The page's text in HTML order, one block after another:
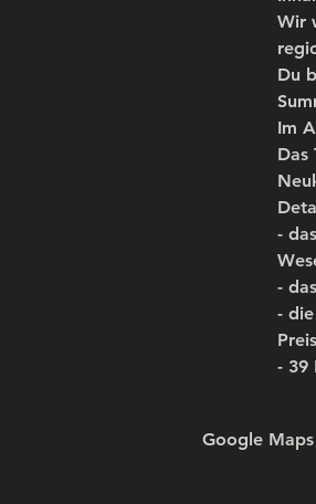
Wir
Du
Im
Das
-
-
-
- 39
Google